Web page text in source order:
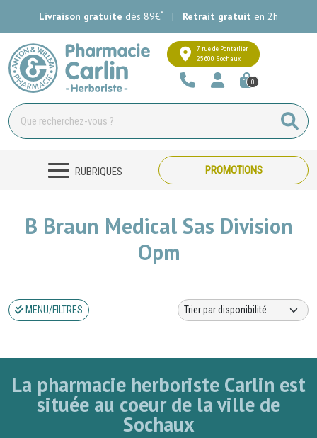
Livraison gratuite dès 89€* | Retrait gratuit en 2h
Pharmacie Carlin Votre
7 rue de Pontarlier
25600 Sochaux
0
RUBRIQUES PROMOTIONS
B Braun Medical Sas Division
Opm
MENU/FILTRES
La pharmacie herboriste Carlin est
située au coeur de la ville de
Sochaux